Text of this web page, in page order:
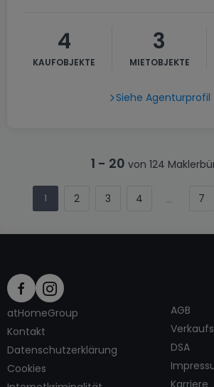
4
KAUFOBJEKTE
3
MIETOBJEKTE
Siehe Agenturprofil
1 - 20 von 124
1 2 3 4 7
atHomeGroup
Kontakt
Datenschutzerklärung
Cookies
AGB
DSA
Karriere